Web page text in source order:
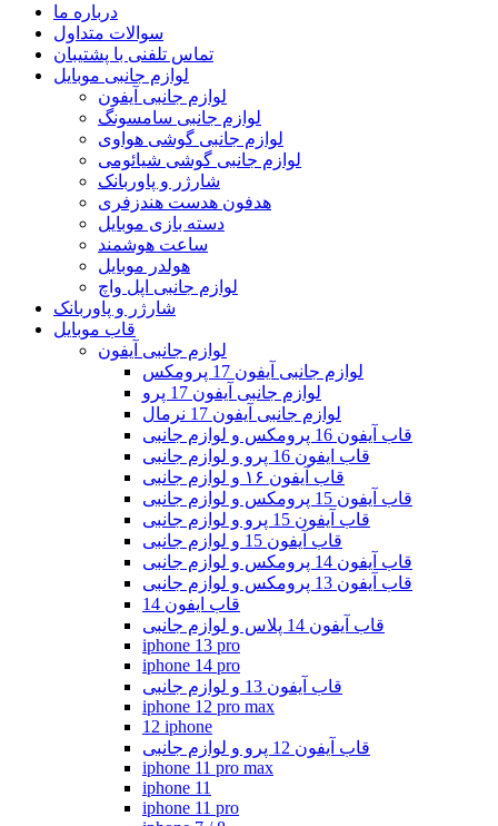
درباره ما
سوالات متداول
تماس تلفنی با پشتیبان
لوازم جانبی موبایل
لوازم جانبی آیفون
لوازم جانبی سامسونگ
لوازم جانبی گوشی هواوی
لوازم جانبی گوشی شیائومی
شارژر و پاوربانک
هدفون هدست هندزفری
دسته بازی موبایل
ساعت هوشمند
هولدر موبایل
لوازم جانبی اپل واچ
شارژر و پاوربانک
قاب موبایل
لوازم جانبی آیفون
لوازم جانبی آیفون 17 پرومکس
لوازم جانبی آیفون 17 پرو
لوازم جانبی آیفون 17 نرمال
قاب آیفون 16 پرومکس و لوازم جانبی
قاب ایفون 16 پرو و لوازم جانبی
قاب آیفون ۱۶ و لوازم جانبی
قاب آیفون 15 پرومکس و لوازم جانبی
قاب آیفون 15 پرو و لوازم جانبی
قاب آیفون 15 و لوازم جانبی
قاب آیفون 14 پرومکس و لوازم جانبی
قاب آیفون 13 پرومکس و لوازم جانبی
قاب ایفون 14
قاب آیفون 14 پلاس و لوازم جانبی
iphone 13 pro
iphone 14 pro
قاب آیفون 13 و لوازم جانبی
iphone 12 pro max
12 iphone
قاب آیفون 12 پرو و لوازم جانبی
iphone 11 pro max
iphone 11
iphone 11 pro